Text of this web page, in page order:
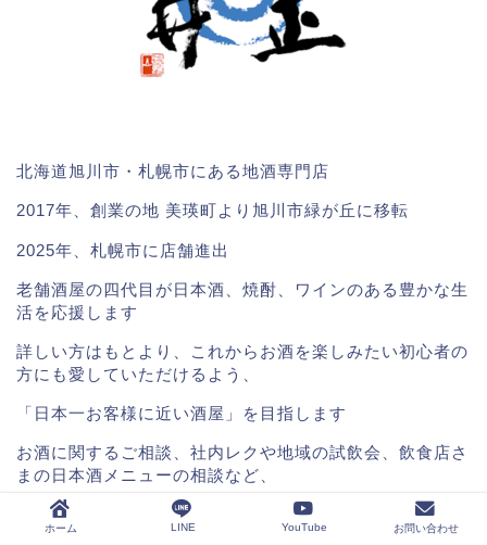
北海道旭川市・札幌市にある地酒専門店
2017年、創業の地 美瑛町より旭川市緑が丘に移転
2025年、札幌市に店舗進出
老舗酒屋の四代目が日本酒、焼酎、ワインのある豊かな生
活を応援します
詳しい方はもとより、これからお酒を楽しみたい初心者の
方にも愛していただけるよう、
「日本一お客様に近い酒屋」を目指します
お酒に関するご相談、社内レクや地域の試飲会、飲食店さ
まの日本酒メニューの相談など、
お酒にまつわることなら気軽にご相談ください
ホーム LINE YouTube お問い合わせ